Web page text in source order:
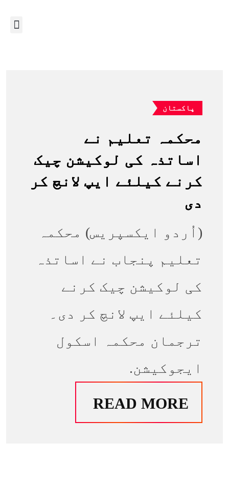
پاکستان
محکمہ تعلیم نے
اساتذہ کی لوکیشن چیک
کرنے کیلئے ایپ لانچ کر
دی
(اُردو ایکسپریس) محکمہ
تعلیم پنجاب نے اساتذہ
کی لوکیشن چیک کرنے
کیلئے ایپ لانچ کر دی۔
ترجمان محکمہ اسکول
ایجوکیشن.
READ MORE